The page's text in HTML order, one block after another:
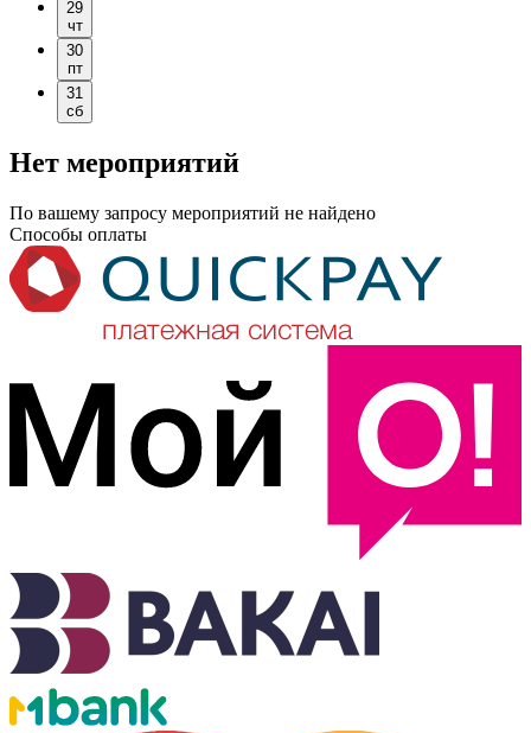
29
чт
30
пт
31
сб
Нет мероприятий
По вашему запросу мероприятий не найдено
Способы оплаты